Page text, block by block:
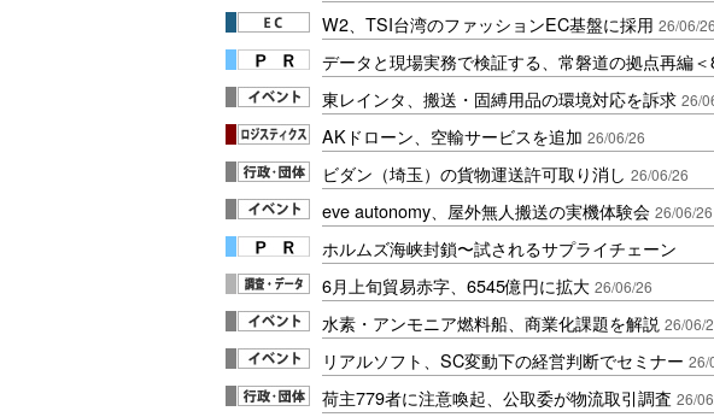
W2、TSI台湾のファッションEC基盤に採用 26/06/26
データと現場実務で検証する、常磐道の拠点再編＜
東レインタ、搬送・固縛用品の環境対応を訴求 26/
AKドローン、空輸サービスを追加 26/06/26
ビダン（埼玉）の貨物運送許可取り消し 26/06/26
eve autonomy、屋外無人搬送の実機体験会 26/06/26
ホルムズ海峡封鎖〜試されるサプライチェーン
6月上旬貿易赤字、6545億円に拡大 26/06/26
水素・アンモニア燃料船、商業化課題を解説 26/06/
リアルソフト、SC変動下の経営判断でセミナー 26/
荷主779者に注意喚起、公取委が物流取引調査 26/